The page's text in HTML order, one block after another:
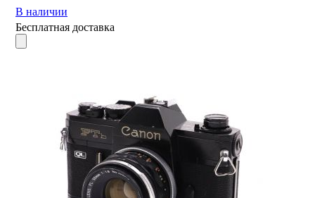
В наличии
Бесплатная доставка